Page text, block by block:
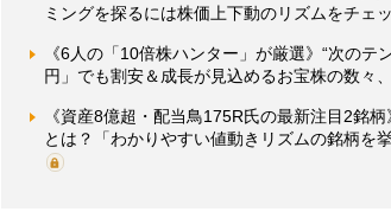
ミングを探るには株価上下動のリズムをチェ
《6人の「10倍株ハンター」が厳選》“次の
円」でも割安＆成長が見込めるお宝株の数々
《資産8億超・配当鳥175R氏の最新注目2銘
とは？「わかりやすい値動きリズムの銘柄を